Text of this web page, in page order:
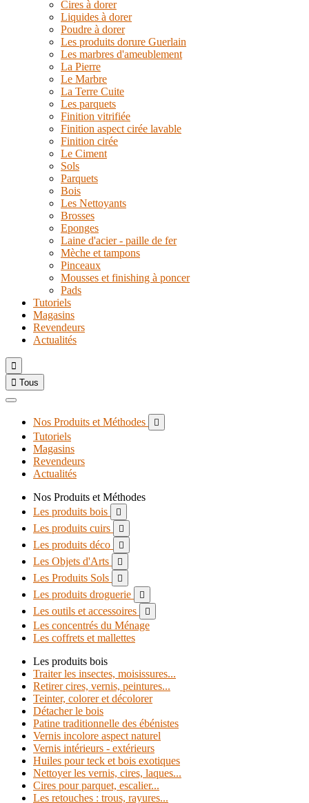
Cires à dorer
Liquides à dorer
Poudre à dorer
Les produits dorure Guerlain
Les marbres d'ameublement
La Pierre
Le Marbre
La Terre Cuite
Les parquets
Finition vitrifiée
Finition aspect cirée lavable
Finition cirée
Le Ciment
Sols
Parquets
Bois
Les Nettoyants
Brosses
Eponges
Laine d'acier - paille de fer
Mèche et tampons
Pinceaux
Mousses et finishing à poncer
Pads
Tutoriels
Magasins
Revendeurs
Actualités

 Tous
Nos Produits et Méthodes 
Tutoriels
Magasins
Revendeurs
Actualités
Nos Produits et Méthodes
Les produits bois

Les produits cuirs 
Les produits déco 
Les Objets d'Arts 
Les Produits Sols 
Les produits droguerie 
Les outils et accessoires 
Les concentrés du Ménage
Les coffrets et mallettes
Les produits bois
Traiter les insectes, moisissures...
Retirer cires, vernis, peintures...
Teinter, colorer et décolorer
Détacher le bois
Patine traditionnelle des ébénistes
Vernis incolore aspect naturel
Vernis intérieurs - extérieurs
Huiles pour teck et bois exotiques
Nettoyer les vernis, cires, laques...
Cires pour parquet, escalier...
Les retouches : trous, rayures...